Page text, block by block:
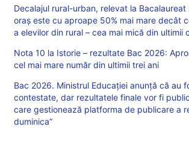
Decalajul rural-urban, relevat la
oraș este cu aproape 50% mai mare decât
a elevilor din rural – cea mai mică din ultimii
Nota 10 la Istorie – rezultate Bac 2026:
cel mai mare număr din ultimii trei ani
Bac 2026. Ministrul Educației anunță că au
contestate, dar rezultatele finale vor fi
care gestionează platforma de publicare a
duminica”